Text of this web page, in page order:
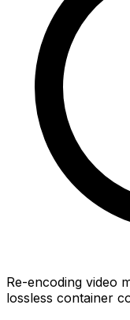
Re-encoding video
lossless container